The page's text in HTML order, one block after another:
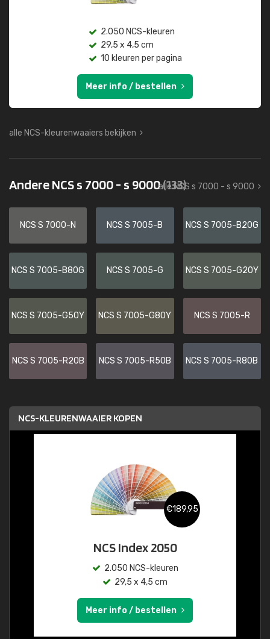
2.050 NCS-kleuren
29,5 x 4,5 cm
10 kleuren per pagina
Meer info / bestellen
alle NCS-kleurenwaaiers bekijken
Andere NCS s 7000 - s 9000(133)
alle NCS s 7000 - s 9000
NCS S 7000-N NCS S 7005-B NCS S 7005-B20G
NCS S 7005-B80G NCS S 7005-G NCS S 7005-G20Y
NCS S 7005-G50Y NCS S 7005-G80Y NCS S 7005-R
NCS S 7005-R20B NCS S 7005-R50B NCS S 7005-R80B
NCS-KLEURENWAAIER KOPEN
€189,95
NCS Index 2050
2.050 NCS-kleuren
29,5 x 4,5 cm
Meer info / bestellen